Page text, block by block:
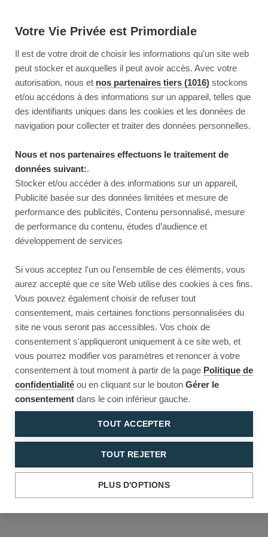
Votre Vie Privée est Primordiale
Il est de votre droit de choisir les informations qu'un site web
peut stocker et auxquelles il peut avoir accès. Avec votre
autorisation, nous et nos partenaires tiers (1016) stockons
et/ou accédons à des informations sur un appareil, telles que
des identifiants uniques dans les cookies et les données de
navigation pour collecter et traiter des données personnelles.
Nous et nos partenaires effectuons le traitement de
données suivant:.
Stocker et/ou accéder à des informations sur un appareil,
Publicité basée sur des données limitées et mesure de
performance des publicités, Contenu personnalisé, mesure
de performance du contenu, études d’audience et
développement de services
Si vous acceptez l'un ou l'ensemble de ces éléments, vous
aurez accepté que ce site Web utilise des cookies à ces fins.
Vous pouvez également choisir de refuser tout
consentement, mais certaines fonctions personnalisées du
site ne vous seront pas accessibles. Vos choix de
consentement s'appliqueront uniquement à ce site web, et
vous pourrez modifier vos paramètres et renoncer à votre
consentement à tout moment à partir de la page Politique de
confidentialité ou en cliquant sur le bouton Gérer le
consentement dans le coin inférieur gauche.
TOUT ACCEPTER
TOUT REJETER
PLUS D'OPTIONS
Reload to try again, or go back.
Reload Back